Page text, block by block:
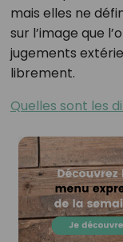
mais elles ne
sur l’image que
jugements
librement.
Quelles sont les